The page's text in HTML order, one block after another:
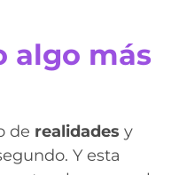
algo más
de realidades y
Y esta